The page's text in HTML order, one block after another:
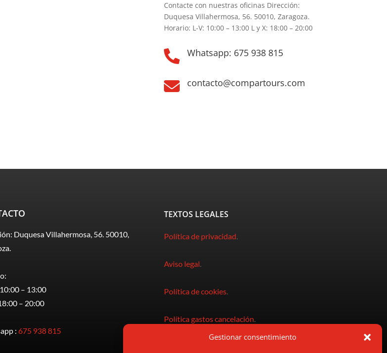
Gestionar consentimiento
Contacte con nuestras oficinas Dirección:
Duquesa Villahermosa, 56. 50010, Zaragoza.
Horario: L-V: 10:00 – 13:00 L y X: 18:00 – 20:00
 Whatsapp: 675 938 815
 contacto@compartours.com
Duquesa Villahermosa, 56. 50010,
– 13:00
– 20:00
: 675 938 815
TEXTOS LEGALES
Política de privacidad.
Aviso legal.
Política de cookies.
Política gastos cancelación.